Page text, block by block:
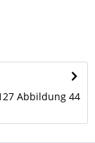
Abbildung 44